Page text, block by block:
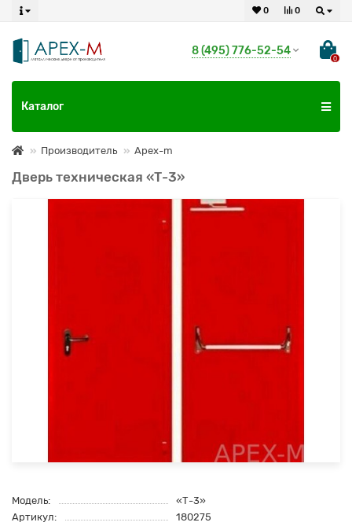
0
0
8 (495) 776-52-54
0
Каталог
Производитель Apex-m
Дверь техническая «Т-3»
Модель:
«Т-3»
Артикул:
180275